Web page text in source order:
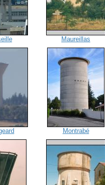
Maureillas
Montrabé